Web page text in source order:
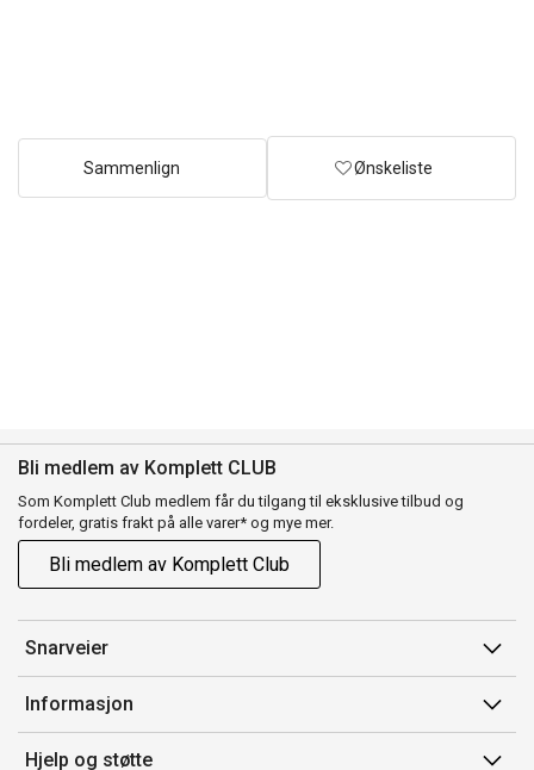
Sammenlign Ønskeliste
Bli medlem av Komplett CLUB
Som Komplett Club medlem får du tilgang til eksklusive tilbud og
fordeler, gratis frakt på alle varer* og mye mer.
Bli medlem av Komplett Club
Snarveier
Min side
Ordreoversikt
Informasjon
Salgsbetingelser
Hjelp og støtte